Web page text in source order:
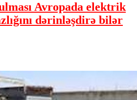
Avropada elektrik
dərinləşdirə bilər